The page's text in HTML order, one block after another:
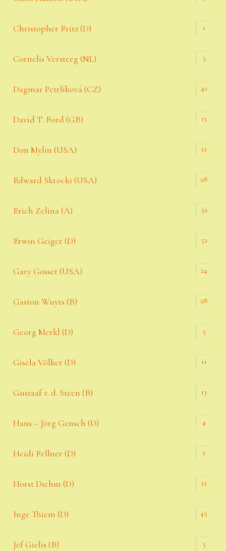
Christopher Fritz (D) 1
Cornelis Versteeg (NL) 5
Dagmar Petrlíková (CZ) 41
David T. Ford (GB) 13
Don Mylin (USA) 12
Edward Skrocki (USA) 28
Erich Zelina (A) 52
Erwin Geiger (D) 52
Gary Gosset (USA) 24
Gaston Wuyts (B) 28
Georg Merkl (D) 5
Gisela Völker (D) 11
Gustaaf v. d. Steen (B) 13
Hans – Jörg Gensch (D) 4
Heidi Fellner (D) 3
Horst Diehm (D) 12
Inge Thiem (D) 45
Jef Gielis (B) 5